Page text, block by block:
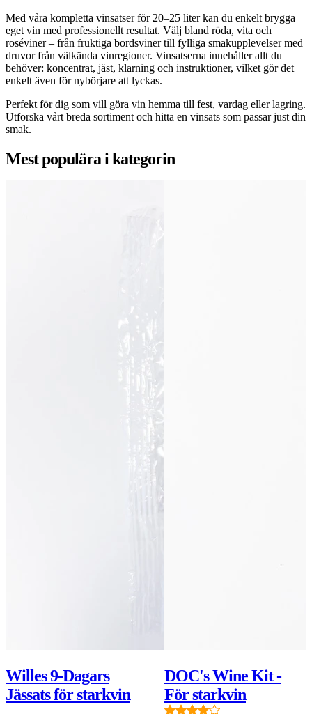
Med våra kompletta vinsatser för 20–25 liter kan du enkelt brygga
eget vin med professionellt resultat. Välj bland röda, vita och
roséviner – från fruktiga bordsviner till fylliga smakupplevelser med
druvor från välkända vinregioner. Vinsatserna innehåller allt du
behöver: koncentrat, jäst, klarning och instruktioner, vilket gör det
enkelt även för nybörjare att lyckas.
Perfekt för dig som vill göra vin hemma till fest, vardag eller lagring.
Utforska vårt breda sortiment och hitta en vinsats som passar just din
smak.
Mest populära i kategorin
Willes 9-Dagars
Jässats för starkvin
DOC's Wine Kit -
För starkvin